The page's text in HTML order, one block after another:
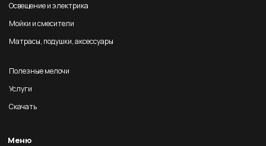
Освещение и электрика
Мойки и смесители
Матрасы, подушки, аксессуары
Полезные мелочи
Услуги
Скачать
Меню